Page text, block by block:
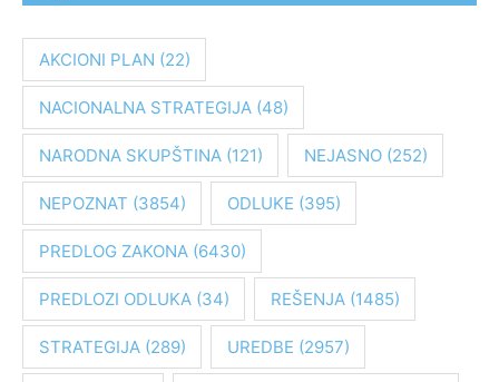
g
z
AKCIONI PLAN (22)
NACIONALNA STRATEGIJA(48)
NARODNA SKUPŠTINA(121) NEJASNO(252)
NEPOZNAT (3854) ODLUKE (395)
PREDLOG ZAKONA(6430)
PREDLOZI ODLUKA(34) REŠENJA(1485)
STRATEGIJA(289) UREDBE (2957)